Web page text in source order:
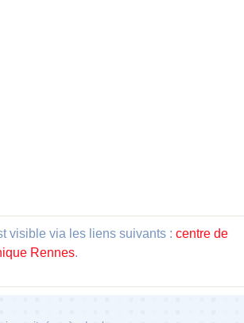
visible via les liens suivants : centre de
Rennes.